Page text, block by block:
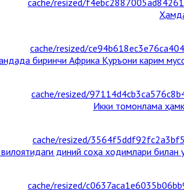
биринчи Aфрика Қуръони карим
Икки томонлама
диний соҳа ходимлари билан